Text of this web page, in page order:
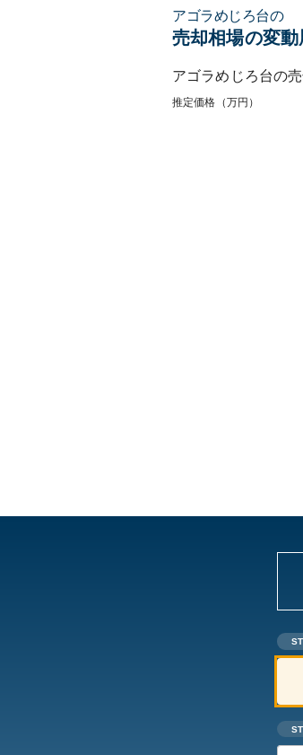
アゴラめじろ台の
売却相場の変動
アゴラめじろ台の
推定価格（万円）